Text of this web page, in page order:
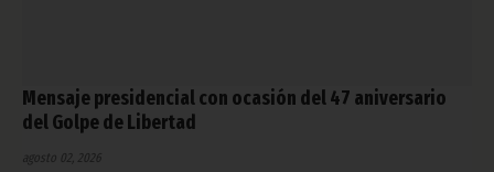
Mensaje presidencial con ocasión del 47 aniversario
del Golpe de Libertad
agosto 02, 2026